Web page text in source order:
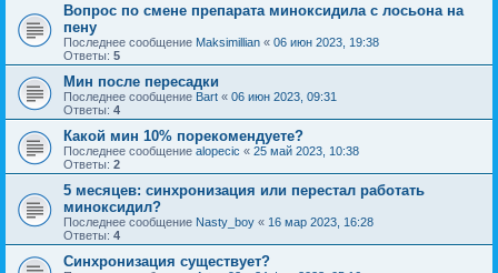
Вопрос по смене препарата миноксидила с лосьона на
пену
Последнее сообщение Maksimillian « 06 июн 2023, 19:38
Ответы: 5
Мин после пересадки
Последнее сообщение Bart « 06 июн 2023, 09:31
Ответы: 4
Какой мин 10% порекомендуете?
Последнее сообщение alopecic « 25 май 2023, 10:38
Ответы: 2
5 месяцев: синхронизация или перестал работать
миноксидил?
Последнее сообщение Nasty_boy « 16 мар 2023, 16:28
Ответы: 4
Синхронизация существует?